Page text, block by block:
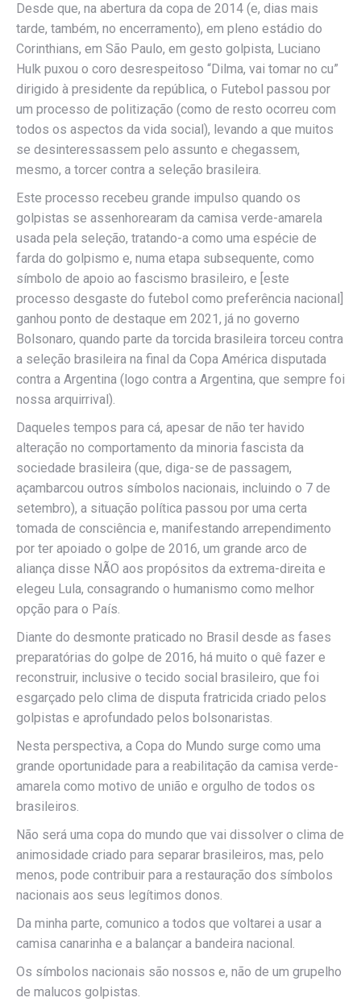
Desde que, na abertura da copa de 2014 (e, dias mais
tarde, também, no encerramento), em pleno estádio do
Corinthians, em São Paulo, em gesto golpista, Luciano
Hulk puxou o coro desrespeitoso “Dilma, vai tomar no cu”
dirigido à presidente da república, o Futebol passou por
um processo de politização (como de resto ocorreu com
todos os aspectos da vida social), levando a que muitos
se desinteressassem pelo assunto e chegassem,
mesmo, a torcer contra a seleção brasileira.
Este processo recebeu grande impulso quando os
golpistas se assenhorearam da camisa verde-amarela
usada pela seleção, tratando-a como uma espécie de
farda do golpismo e, numa etapa subsequente, como
símbolo de apoio ao fascismo brasileiro, e [este
processo desgaste do futebol como preferência nacional]
ganhou ponto de destaque em 2021, já no governo
Bolsonaro, quando parte da torcida brasileira torceu contra
a seleção brasileira na final da Copa América disputada
contra a Argentina (logo contra a Argentina, que sempre foi
nossa arquirrival).
Daqueles tempos para cá, apesar de não ter havido
alteração no comportamento da minoria fascista da
sociedade brasileira (que, diga-se de passagem,
açambarcou outros símbolos nacionais, incluindo o 7 de
setembro), a situação política passou por uma certa
tomada de consciência e, manifestando arrependimento
por ter apoiado o golpe de 2016, um grande arco de
aliança disse NÃO aos propósitos da extrema-direita e
elegeu Lula, consagrando o humanismo como melhor
opção para o País.
Diante do desmonte praticado no Brasil desde as fases
preparatórias do golpe de 2016, há muito o quê fazer e
reconstruir, inclusive o tecido social brasileiro, que foi
esgarçado pelo clima de disputa fratricida criado pelos
golpistas e aprofundado pelos bolsonaristas.
Nesta perspectiva, a Copa do Mundo surge como uma
grande oportunidade para a reabilitação da camisa verde-
amarela como motivo de união e orgulho de todos os
brasileiros.
Não será uma copa do mundo que vai dissolver o clima de
animosidade criado para separar brasileiros, mas, pelo
menos, pode contribuir para a restauração dos símbolos
nacionais aos seus legítimos donos.
Da minha parte, comunico a todos que voltarei a usar a
camisa canarinha e a balançar a bandeira nacional.
Os símbolos nacionais são nossos e, não de um grupelho
de malucos golpistas.